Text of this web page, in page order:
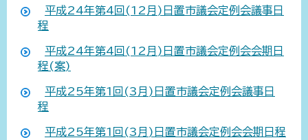
平成24年第4回(12月)日置市議会定例会議事日
程
平成24年第4回(12月)日置市議会定例会会期日
程(案)
平成25年第1回(3月)日置市議会定例会議事日
程
平成25年第1回(3月)日置市議会定例会会期日程